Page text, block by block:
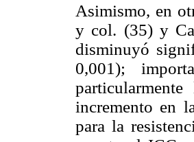
Asimismo, en
y col. (35) y
disminuyó
0,001);
incremento en
para la